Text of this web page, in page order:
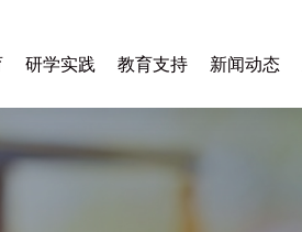
研学实践 教育支持 新闻动态